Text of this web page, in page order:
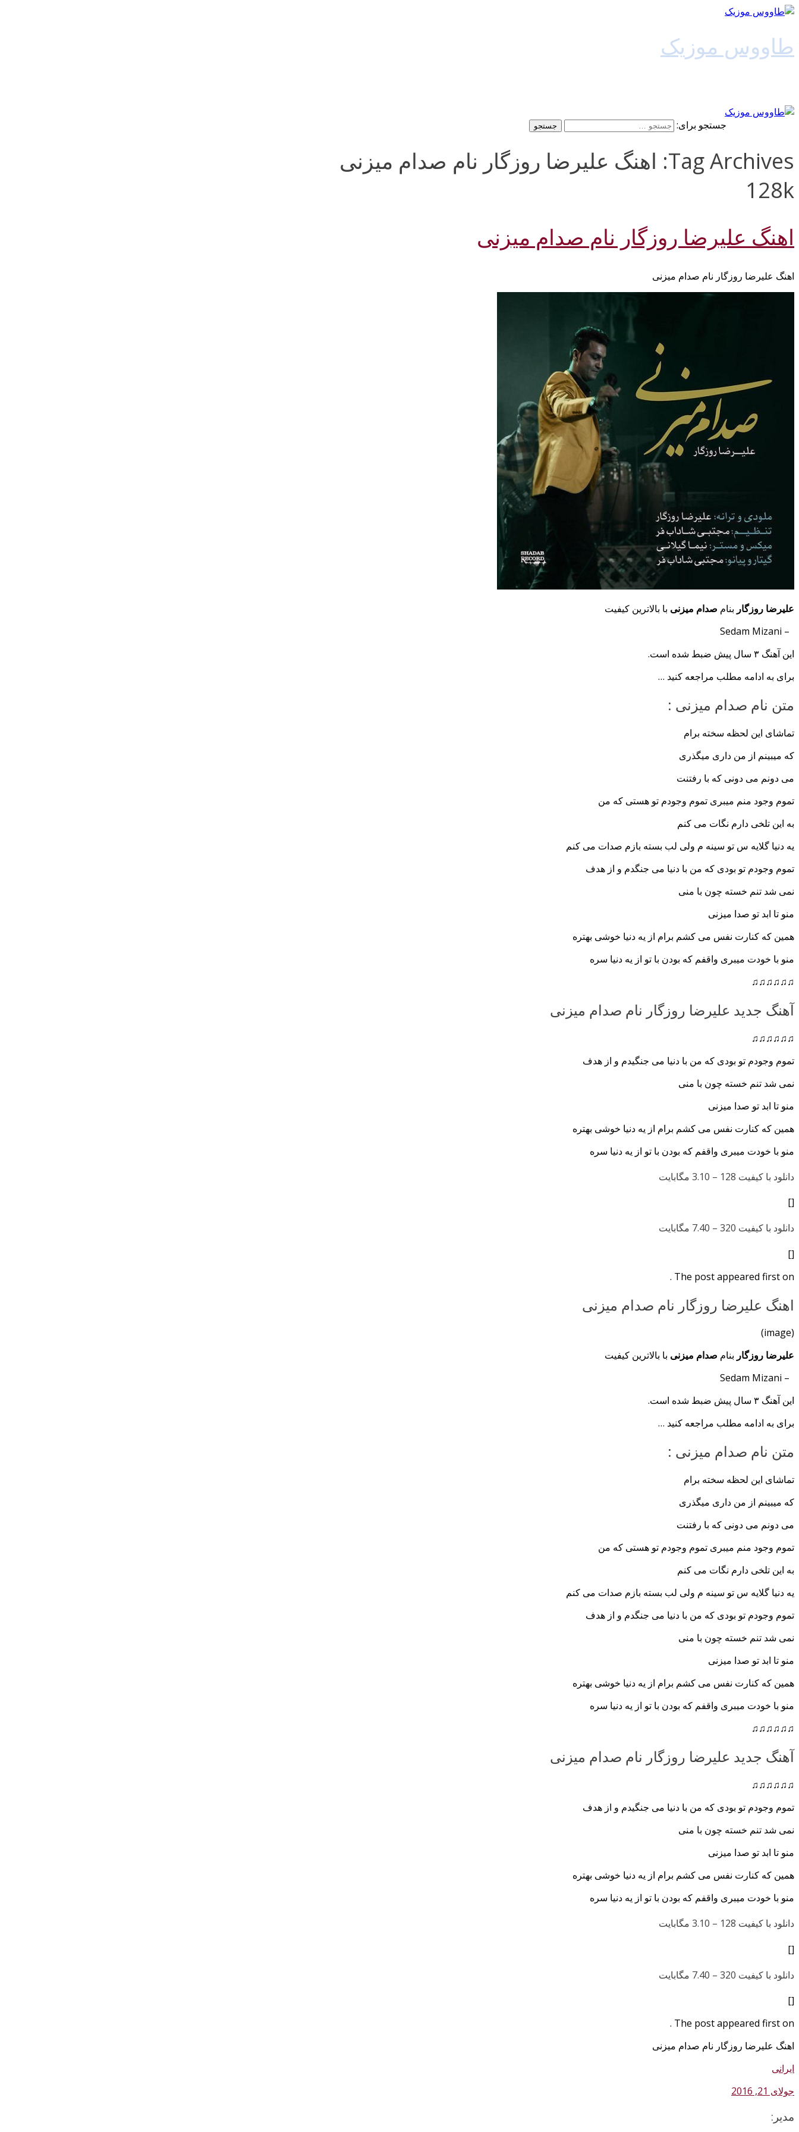
طاووس موزیک
جستجو برای:
Tag Archives: اهنگ علیرضا روزگار نام صدام میزنی
128k
اهنگ علیرضا روزگار نام صدام میزنی
اهنگ علیرضا روزگار نام صدام میزنی
علیرضا روزگار بنام صدام میزنی با بالاترین کیفیت
– Sedam Mizani
این آهنگ ۳ سال پیش ضبط شده است.
برای به ادامه مطلب مراجعه کنید …
متن نام صدام میزنی :
تماشای این لحظه سخته برام
که میبینم از من داری میگذری
می دونم می دونی که با رفتنت
تموم وجود منم میبری تموم وجودم تو هستی که من
به این تلخی دارم نگات می کنم
یه دنیا گلایه س تو سینه م ولی لب بسته بازم صدات می کنم
تموم وجودم تو بودی که من با دنیا می جنگدم و از هدف
نمی شد تنم خسته چون با منی
منو تا ابد تو صدا میزنی
همین که کنارت نفس می کشم برام از یه دنیا خوشی بهتره
منو با خودت میبری واقفم که بودن با تو از یه دنیا سره
♫♫♫♫♫♫
آهنگ جدید علیرضا روزگار نام صدام میزنی
♫♫♫♫♫♫
تموم وجودم تو بودی که من با دنیا می جنگیدم و از هدف
نمی شد تنم خسته چون با منی
منو تا ابد تو صدا میزنی
همین که کنارت نفس می کشم برام از یه دنیا خوشی بهتره
منو با خودت میبری واقفم که بودن با تو از یه دنیا سره
دانلود با کیفیت 128 –
3.10 مگابایت
[]
دانلود با کیفیت 320 –
7.40 مگابایت
[]
The post appeared first on .
اهنگ علیرضا روزگار نام صدام میزنی
(image)
علیرضا روزگار بنام صدام میزنی با بالاترین کیفیت
– Sedam Mizani
این آهنگ ۳ سال پیش ضبط شده است.
برای به ادامه مطلب مراجعه کنید …
متن نام صدام میزنی :
تماشای این لحظه سخته برام
که میبینم از من داری میگذری
می دونم می دونی که با رفتنت
تموم وجود منم میبری تموم وجودم تو هستی که من
به این تلخی دارم نگات می کنم
یه دنیا گلایه س تو سینه م ولی لب بسته بازم صدات می کنم
تموم وجودم تو بودی که من با دنیا می جنگدم و از هدف
نمی شد تنم خسته چون با منی
منو تا ابد تو صدا میزنی
همین که کنارت نفس می کشم برام از یه دنیا خوشی بهتره
منو با خودت میبری واقفم که بودن با تو از یه دنیا سره
♫♫♫♫♫♫
آهنگ جدید علیرضا روزگار نام صدام میزنی
♫♫♫♫♫♫
تموم وجودم تو بودی که من با دنیا می جنگیدم و از هدف
نمی شد تنم خسته چون با منی
منو تا ابد تو صدا میزنی
همین که کنارت نفس می کشم برام از یه دنیا خوشی بهتره
منو با خودت میبری واقفم که بودن با تو از یه دنیا سره
دانلود با کیفیت 128 –
3.10 مگابایت
[]
دانلود با کیفیت 320 –
7.40 مگابایت
[]
The post appeared first on .
اهنگ علیرضا روزگار نام صدام میزنی
ایرانی
جولای 21, 2016
مدیر: